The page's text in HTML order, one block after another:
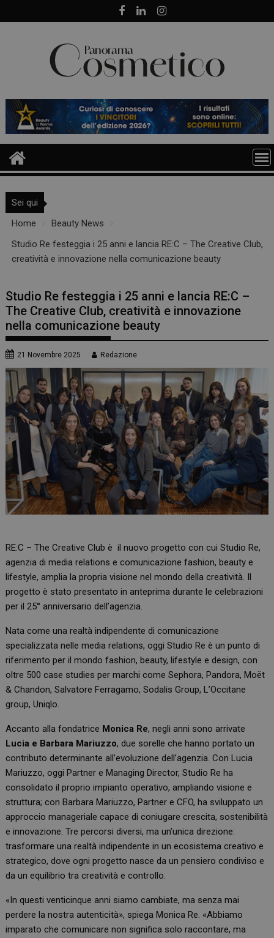
to
Sei qui
Home
Beauty News
Studio Re festeggia i 25 anni e lancia RE:C – The Creative Club,
creatività e innovazione nella comunicazione beauty
Studio Re festeggia i 25 anni e lancia RE:C –
The Creative Club, creatività e innovazione
nella comunicazione beauty
21 Novembre 2025 Redazione
RE:C – The Creative Club è il nuovo progetto con cui Studio Re,
agenzia di media relations e comunicazione fashion, beauty e
lifestyle, amplia la propria visione nel mondo della creatività. Il
progetto è stato presentato in anteprima durante le celebrazioni
per il 25° anniversario dell’agenzia.
Nata come una realtà indipendente di comunicazione
specializzata nelle media relations, oggi Studio Re è un punto di
riferimento per il mondo fashion, beauty, lifestyle e design, con
oltre 500 case studies per marchi come Sephora, Pandora, Moët
& Chandon, Salvatore Ferragamo, Sodalis Group, L’Occitane
group, Uniqlo.
Accanto alla fondatrice Monica Re, negli anni sono arrivate
Lucia e Barbara Mariuzzo, due sorelle che hanno portato un
contributo determinante all’evoluzione dell’agenzia. Con Lucia
Mariuzzo, oggi Partner e Managing Director, Studio Re ha
consolidato il proprio impianto operativo, ampliando visione e
struttura; con Barbara Mariuzzo, Partner e CFO, ha sviluppato un
approccio manageriale capace di coniugare crescita, sostenibilità
e innovazione. Tre percorsi diversi, ma un’unica direzione:
trasformare una realtà indipendente in un ecosistema creativo e
strategico, dove ogni progetto nasce da un pensiero condiviso e
da un equilibrio tra creatività e controllo.
«In questi venticinque anni siamo cambiate, ma senza mai
perdere la nostra autenticità», spiega Monica Re. «Abbiamo
imparato che comunicare non significa solo raccontare, ma